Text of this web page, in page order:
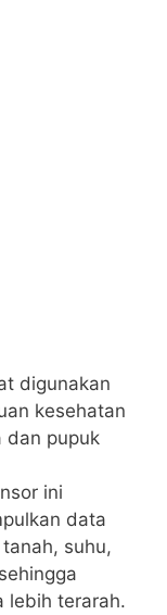
digunakan
kesehatan
dan pupuk
ini
data
suhu,
lebih terarah.